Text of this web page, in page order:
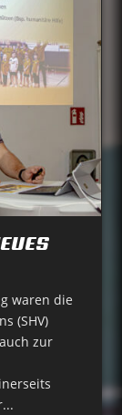
waren die
(SHV)
zur